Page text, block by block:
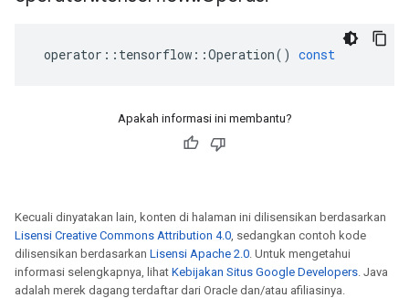
operator :: tensorflow ::Operation() const
Apakah informasi ini membantu?
Kecuali dinyatakan lain, konten di halaman ini dilisensikan berdasarkan
Lisensi Creative Commons Attribution 4.0, sedangkan contoh kode
dilisensikan berdasarkan Lisensi Apache 2.0. Untuk mengetahui
informasi selengkapnya, lihat Kebijakan Situs Google Developers. Java
adalah merek dagang terdaftar dari Oracle dan/atau afiliasinya.